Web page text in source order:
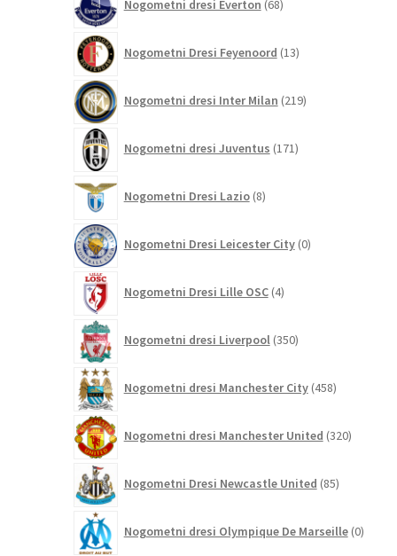
Nogometni dresi Everton 68izdelkov
Nogometni Dresi Feyenoord 13izdelkov
Nogometni dresi Inter Milan 219izdelkov
Nogometni dresi Juventus 171izdelkov
Nogometni Dresi Lazio 8izdelkov
Nogometni Dresi Leicester City 0izdelkov
Nogometni Dresi Lille OSC 4izdelki
Nogometni dresi Liverpool 350izdelkov
Nogometni dresi Manchester City 458izdelkov
Nogometni dresi Manchester United 320izdelkov
Nogometni Dresi Newcastle United 85izdelkov
Nogometni dresi Olympique De Marseille 0